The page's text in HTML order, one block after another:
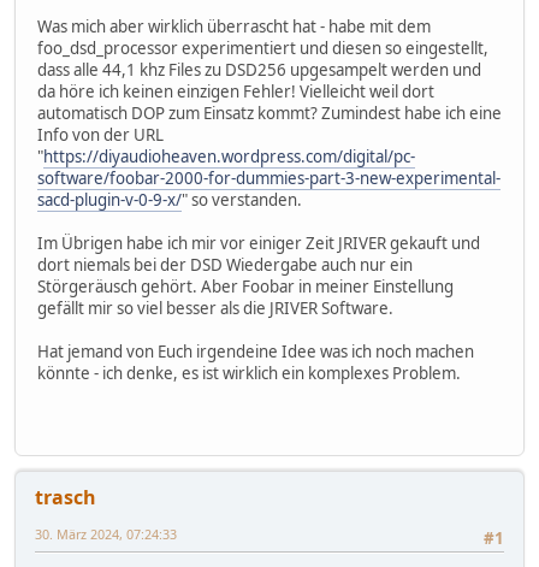
Was mich aber wirklich überrascht hat - habe mit dem
foo_dsd_processor experimentiert und diesen so eingestellt,
dass alle 44,1 khz Files zu DSD256 upgesampelt werden und
da höre ich keinen einzigen Fehler! Vielleicht weil dort
automatisch DOP zum Einsatz kommt? Zumindest habe ich eine
Info von der URL
"https://diyaudioheaven.wordpress.com/digital/pc-
software/foobar-2000-for-dummies-part-3-new-experimental-
sacd-plugin-v-0-9-x/" so verstanden.
Im Übrigen habe ich mir vor einiger Zeit JRIVER gekauft und
dort niemals bei der DSD Wiedergabe auch nur ein
Störgeräusch gehört. Aber Foobar in meiner Einstellung
gefällt mir so viel besser als die JRIVER Software.
Hat jemand von Euch irgendeine Idee was ich noch machen
könnte - ich denke, es ist wirklich ein komplexes Problem.
trasch
#1
30. März 2024, 07:24:33